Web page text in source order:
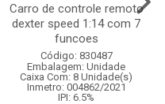
Carro de controle remoto
dexter speed 1:14 com 7
funcoes
Código: 830487
Embalagem: Unidade
Caixa Com: 8 Unidade(s)
Inmetro: 004862/2021
IPI: 6.5%